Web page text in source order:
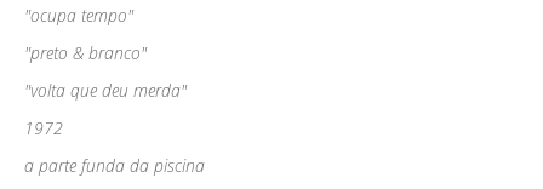
"ocupa tempo"
"preto & branco"
"volta que deu merda"
1972
a parte funda da piscina